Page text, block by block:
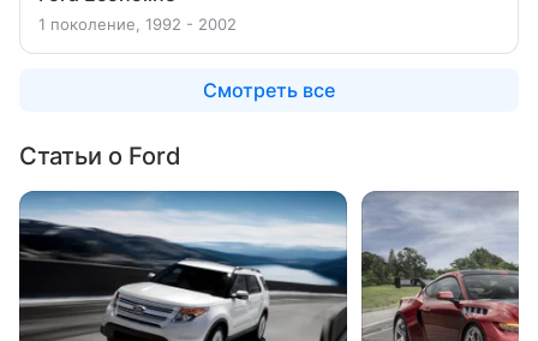
1 поколение, 1992 - 2002
Смотреть все
Статьи о Ford